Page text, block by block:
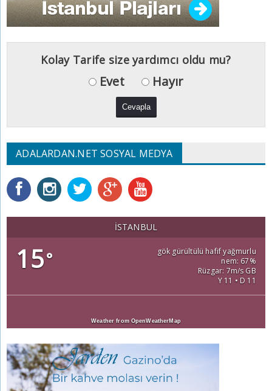
Kolay Tarife size yardımcı oldu mu?
Evet Hayır
ADALARDAN.NET SOSYAL MEDYA
İSTANBUL
15°
gök gürültülü hafif yağmurlu
nem: 67%
Rüzgar: 7m/s GB
Y 11 • D 11
Weather from OpenWeatherMap